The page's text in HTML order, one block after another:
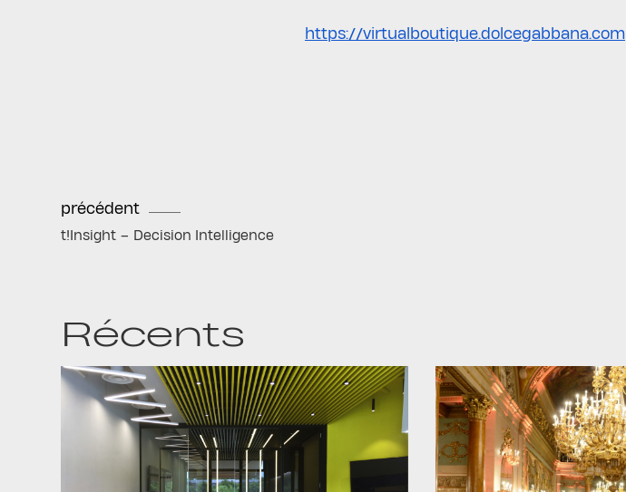
https://virtualboutique.dolcegabbana.com
précédent
t!Insight – Decision Intelligence
Récents